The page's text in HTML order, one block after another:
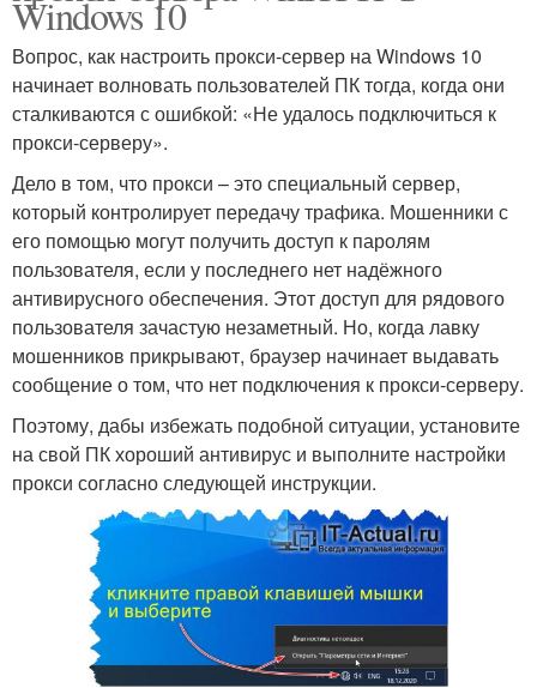
Windows 10
Вопрос, как настроить прокси-сервер на Windows 10
начинает волновать пользователей ПК тогда, когда они
сталкиваются с ошибкой: «Не удалось подключиться к
прокси-серверу».
Дело в том, что прокси – это специальный сервер,
который контролирует передачу трафика. Мошенники с
его помощью могут получить доступ к паролям
пользователя, если у последнего нет надёжного
антивирусного обеспечения. Этот доступ для рядового
пользователя зачастую незаметный. Но, когда лавку
мошенников прикрывают, браузер начинает выдавать
сообщение о том, что нет подключения к прокси-серверу.
Поэтому, дабы избежать подобной ситуации, установите
на свой ПК хороший антивирус и выполните настройки
прокси согласно следующей инструкции.